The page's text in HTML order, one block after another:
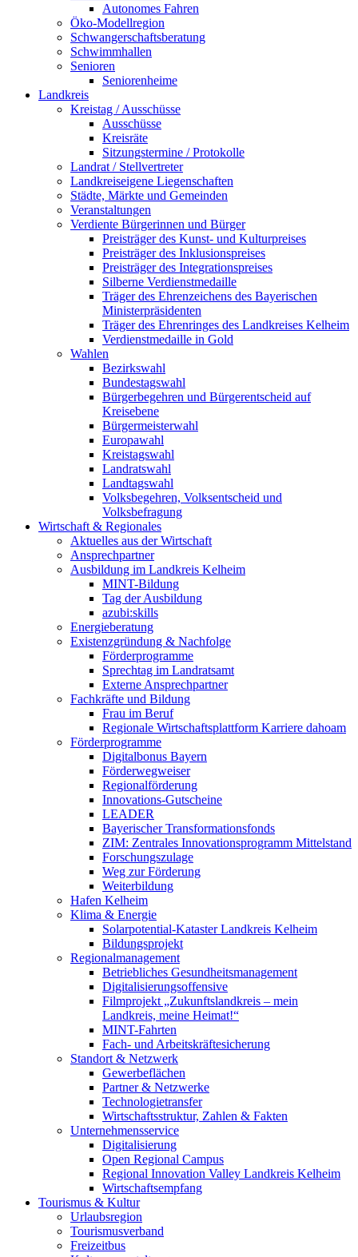
Autonomes Fahren
Öko-Modellregion
Schwangerschaftsberatung
Schwimmhallen
Senioren
Seniorenheime
Landkreis
Kreistag / Ausschüsse
Ausschüsse
Kreisräte
Sitzungstermine / Protokolle
Landrat / Stellvertreter
Landkreiseigene Liegenschaften
Städte, Märkte und Gemeinden
Veranstaltungen
Verdiente Bürgerinnen und Bürger
Preisträger des Kunst- und Kulturpreises
Preisträger des Inklusionspreises
Preisträger des Integrationspreises
Silberne Verdienstmedaille
Träger des Ehrenzeichens des Bayerischen
Ministerpräsidenten
Träger des Ehrenringes des Landkreises Kelheim
Verdienstmedaille in Gold
Wahlen
Bezirkswahl
Bundestagswahl
Bürgerbegehren und Bürgerentscheid auf
Kreisebene
Bürgermeisterwahl
Europawahl
Kreistagswahl
Landratswahl
Landtagswahl
Volksbegehren, Volksentscheid und
Volksbefragung
Wirtschaft & Regionales
Aktuelles aus der Wirtschaft
Ansprechpartner
Ausbildung im Landkreis Kelheim
MINT-Bildung
Tag der Ausbildung
azubi:skills
Energieberatung
Existenzgründung & Nachfolge
Förderprogramme
Sprechtag im Landratsamt
Externe Ansprechpartner
Fachkräfte und Bildung
Frau im Beruf
Regionale Wirtschaftsplattform Karriere dahoam
Förderprogramme
Digitalbonus Bayern
Förderwegweiser
Regionalförderung
Innovations-Gutscheine
LEADER
Bayerischer Transformationsfonds
ZIM: Zentrales Innovationsprogramm Mittelstand
Forschungszulage
Weg zur Förderung
Weiterbildung
Hafen Kelheim
Klima & Energie
Solarpotential-Kataster Landkreis Kelheim
Bildungsprojekt
Regionalmanagement
Betriebliches Gesundheitsmanagement
Digitalisierungsoffensive
Filmprojekt „Zukunftslandkreis – mein
Landkreis, meine Heimat!“
MINT-Fahrten
Fach- und Arbeitskräftesicherung
Standort & Netzwerk
Gewerbeflächen
Partner & Netzwerke
Technologietransfer
Wirtschaftsstruktur, Zahlen & Fakten
Unternehmensservice
Digitalisierung
Open Regional Campus
Regional Innovation Valley Landkreis Kelheim
Wirtschaftsempfang
Tourismus & Kultur
Urlaubsregion
Tourismusverband
Freizeitbus